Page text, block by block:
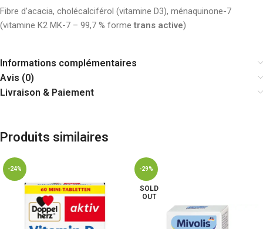
Fibre d’acacia, cholécalciférol (vitamine D3), ménaquinone-7
(vitamine K2 MK-7 – 99,7 % formetrans active)
Informations complémentaires
Avis (0)
Livraison & Paiement
Produits similaires
-24% -29%
SOLD
OUT